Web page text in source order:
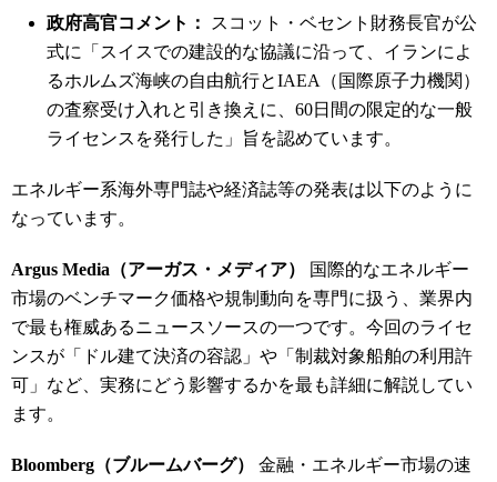
政府高官コメント：
スコット・ベセント財務長官が公
式に「スイスでの建設的な協議に沿って、イランによ
るホルムズ海峡の自由航行とIAEA（国際原子力機関）
の査察受け入れと引き換えに、60日間の限定的な一般
ライセンスを発行した」旨を認めています。
エネルギー系海外専門誌や経済誌等の発表は以下のように
なっています。
Argus Media（アーガス・メディア）
国際的なエネルギー
市場のベンチマーク価格や規制動向を専門に扱う、業界内
で最も権威あるニュースソースの一つです。今回のライセ
ンスが「ドル建て決済の容認」や「制裁対象船舶の利用許
可」など、実務にどう影響するかを最も詳細に解説してい
ます。
Bloomberg（ブルームバーグ）
金融・エネルギー市場の速